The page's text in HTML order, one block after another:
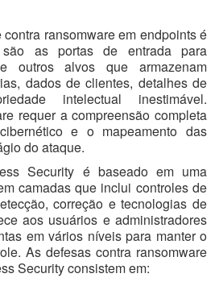
ransomware em endpoints é
as portas de entrada para
outros alvos que armazenam
dados de clientes, detalhes de
intelectual inestimável.
requer a compreensão completa
e o mapeamento das
do ataque.
Security é baseado em uma
camadas que inclui controles de
correção e tecnologias de
aos usuários e administradores
em vários níveis para manter o
As defesas contra ransomware
Security consistem em: